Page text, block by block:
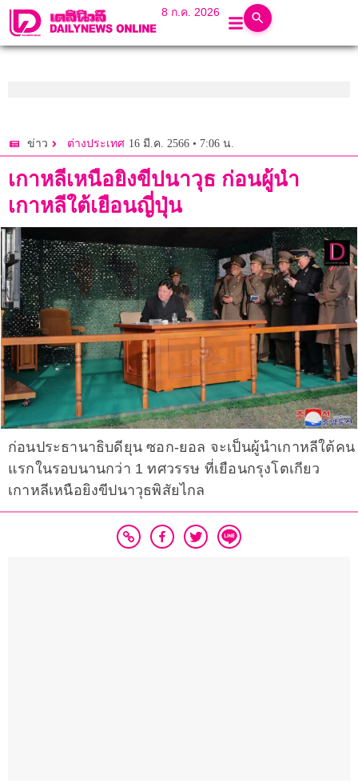
8 ก.ค. 2026
ข่าว ต่างประเทศ 16 มี.ค. 2566 • 7:06 น.
เกาหลีเหนือยิงขีปนาวุธ ก่อนผู้นำ
เกาหลีใต้เยือนญี่ปุ่น
ก่อนประธานาธิบดียุน ซอก-ยอล จะเป็นผู้นำเกาหลีใต้คน
แรกในรอบนานกว่า 1 ทศวรรษ ที่เยือนกรุงโตเกียว
เกาหลีเหนือยิงขีปนาวุธพิสัยไกล